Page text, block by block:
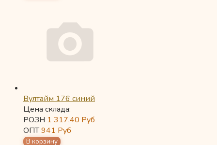
Вултайм 176 синий
Цена склада:
РОЗН 1 317,40 Руб
ОПТ941 Руб